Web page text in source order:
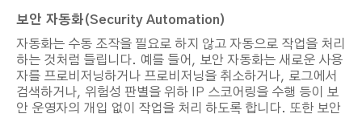
보안 자동화(Security Automation)
자동화는 수동 조작을 필요로 하지 않고 자동으로 작업을 처리
하는 것처럼 들립니다. 예를 들어, 보안 자동화는 새로운 사용
자를 프로비저닝하거나 프로비저닝을 취소하거나, 로그에서
검색하거나, 위험성 판별을 위하
IP 스코어링을 수행 등이 보
안 운영자의 개입 없이 작업을 처리 하도록 합니다. 또한 보안